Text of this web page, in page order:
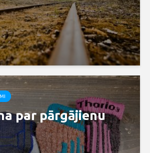
par pārgājienu